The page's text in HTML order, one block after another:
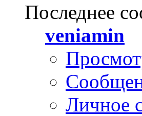
Последнее
veniamin
Личное